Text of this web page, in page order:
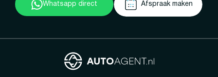
Whatsapp direct Afspraak maken